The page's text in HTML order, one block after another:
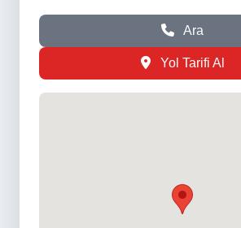
Ara
Yol Tarifi Al